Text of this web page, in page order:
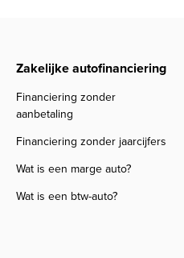
Zakelijke autofinanciering
Financiering zonder
aanbetaling
Financiering zonder jaarcijfers
Wat is een marge auto?
Wat is een btw-auto?